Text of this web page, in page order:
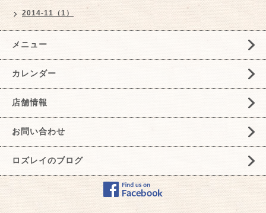
2014-11（1）
メニュー
カレンダー
店舗情報
お問い合わせ
ロズレイのブログ